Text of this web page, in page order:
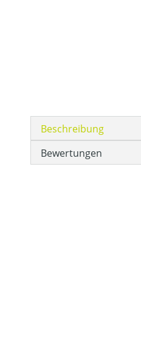
Beschreibung
Bewertungen